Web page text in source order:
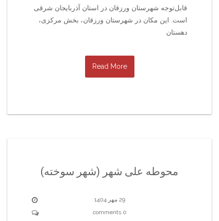
قابل‌توجه شهرستان ورزقان در استان آذربایجان شرقی
است. این مکان در شهرستان ورزقان، بخش مرکزی،
دهستان
Read More
محوطه علی شهر (شهر سوخته)
29 مهر 1404
0 comments